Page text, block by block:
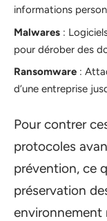
informations
Malwares :
pour dérober des
Ransomware :
d’une entreprise
Pour contrer
protocoles
prévention, ce
préservation
environnement